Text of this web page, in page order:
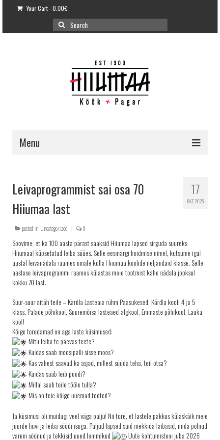
Your Cart-0.00€
Search
for:
Menu
KUIDAS OSTA?
VÕILEIVATORDID
KRINGLID
SAIAD
PEOLAUA TOOTED
LEIVAD
TORDID
KÜPSISED
KOOGID
SALATID
Šašlõkid
KONTAKT
MÜÜGIKOHAD
17
OKT. 2025
Leivaprogrammist sai osa 70
Hiiumaa last
posted in:Uncategorized | 0
Soovime, et ka 100 aasta pärast saaksid Hiiumaa lapsed sirguda suureks
Hiiumaal küpsetatud leiba süües. Selle eesmärgi hoidmise nimel, kutsume igal
aastal leivanädala raames omale külla Hiiumaa koolide neljandaid klasse. Selle
aastase leivaprogrammi raames külastas meie tootmist kahe nädala jooksul
kokku 70 last.
Suur-suur aitäh teile – Kärdla Lasteaia rühm Pääsukesed, Kärdla kooli 4 ja 5
klass, Palade põhikool, Suuremõisa lasteaed-algkool, Emmaste põhikool, Lauka
kool!
Kõige toredamad on aga laste küsimused:
Mitu leiba te päevas teete?
Kuidas saab moosipalli sisse moos?
Kas vahest saavad ka asjad, millest süüda teha, teil otsa?
Kuidas saab leib poodi?
Millal saab teile tööle tulla?
Mis on teie kõige uuemad tooted?
Ja küsimusi oli muidugi veel väga palju! Nii tore, et lastele pakkus külaskäik meie
juurde huvi ja leiba söödi isuga. Paljud lapsed said mekkida laibasid, mida polnud
varem söönud ja tekkisid uued lemmikud
Uute kohtumisteni juba 2026